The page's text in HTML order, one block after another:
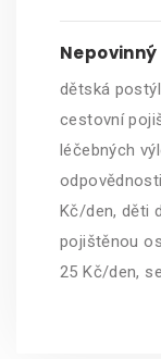
dětská
cestovní
léčebných
Kč/den, děti
pojištěnou
25 Kč/den,